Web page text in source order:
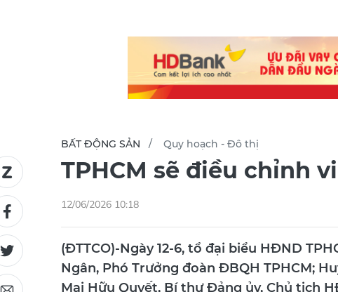
BẤT ĐỘNG SẢN Quy hoạch - Đô thị
TPHCM sẽ điều chỉnh
12/06/2026 10:18
(ĐTTCO)-Ngày 12-6, tổ đại biểu HĐND
Ngân, Phó Trưởng đoàn ĐBQH TPHCM;
Mai Hữu Quyết, Bí thư Đảng ủy, Chủ tịch